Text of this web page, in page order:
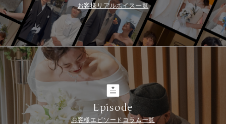
お客様リアルボイス一覧
Episode
お客様エピソードコラム一覧